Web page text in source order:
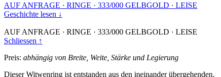
AUF ANFRAGE · RINGE · 333/000 GELBGOLD · LEISE
Geschichte lesen ↓
AUF ANFRAGE · RINGE · 333/000 GELBGOLD · LEISE
Schliessen ↑
Preis: abhängig von Breite, Weite, Stärke und Legierung
Dieser Witwenring ist entstanden aus den ineinander übergehenden,